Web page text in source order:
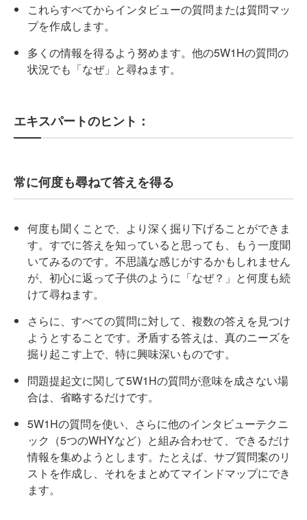
これらすべてからインタビューの質問または質問マッ
プを作成します。
多くの情報を得るよう努めます。他の5W1Hの質問の
状況でも「なぜ」と尋ねます。
エキスパートのヒント：
常に何度も尋ねて答えを得る
何度も聞くことで、より深く掘り下げることができま
す。すでに答えを知っていると思っても、もう一度聞
いてみるのです。不思議な感じがするかもしれません
が、初心に返って子供のように「なぜ？」と何度も続
けて尋ねます。
さらに、すべての質問に対して、複数の答えを見つけ
ようとすることです。矛盾する答えは、真のニーズを
掘り起こす上で、特に興味深いものです。
問題提起文に関して5W1Hの質問が意味を成さない場
合は、省略するだけです。
5W1Hの質問を使い、さらに他のインタビューテクニ
ック（5つのWHYなど）と組み合わせて、できるだけ
情報を集めようとします。たとえば、サブ質問案のリ
ストを作成し、それをまとめてマインドマップにでき
ます。